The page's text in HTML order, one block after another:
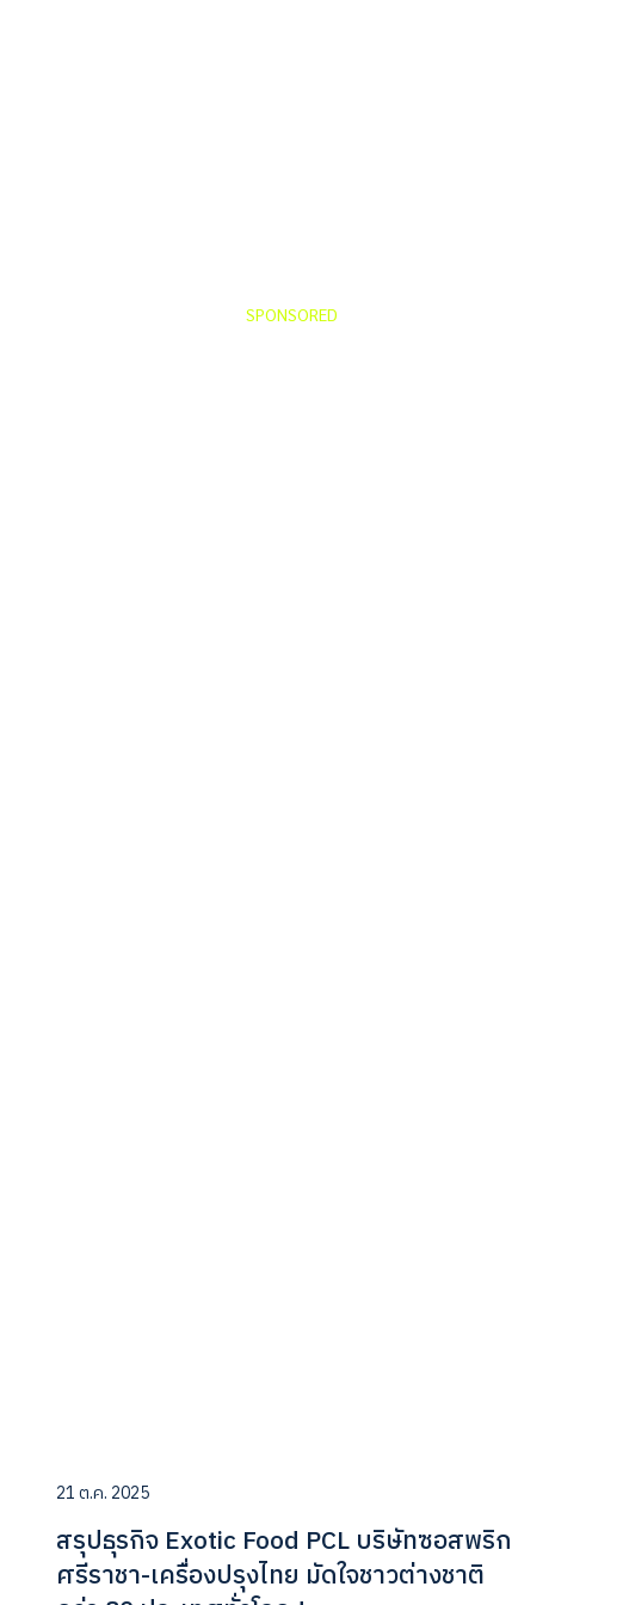
SPONSORED
21 ต.ค. 2025
สรุปธุรกิจ Exotic Food PCL บริษัทซอสพริก
ศรีราชา-เครื่องปรุงไทย มัดใจชาวต่างชาติ